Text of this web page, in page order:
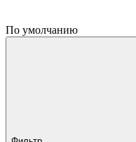
По умолчанию